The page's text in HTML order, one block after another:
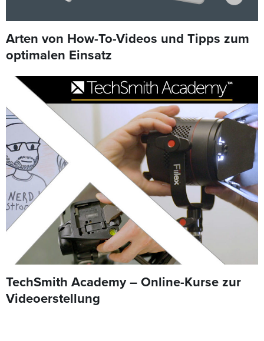
Arten von How-To-Videos und Tipps zum
optimalen Einsatz
TechSmith Academy – Online-Kurse zur
Videoerstellung